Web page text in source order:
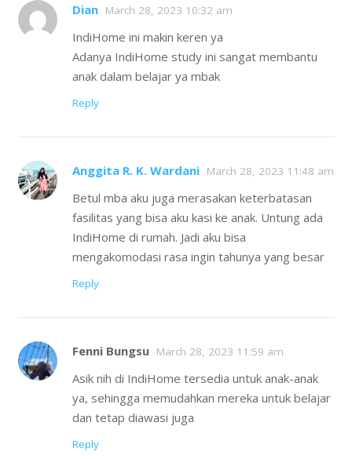
Dian March 28, 2023 10:32 am
IndiHome ini makin keren ya
Adanya IndiHome study ini sangat membantu
anak dalam belajar ya mbak
Reply
Anggita R. K. Wardani March 28, 2023 11:48 am
Betul mba aku juga merasakan keterbatasan
fasilitas yang bisa aku kasi ke anak. Untung ada
IndiHome di rumah. Jadi aku bisa
mengakomodasi rasa ingin tahunya yang besar
Reply
Fenni Bungsu March 28, 2023 11:59 am
Asik nih di IndiHome tersedia untuk anak-anak
ya, sehingga memudahkan mereka untuk belajar
dan tetap diawasi juga
Reply